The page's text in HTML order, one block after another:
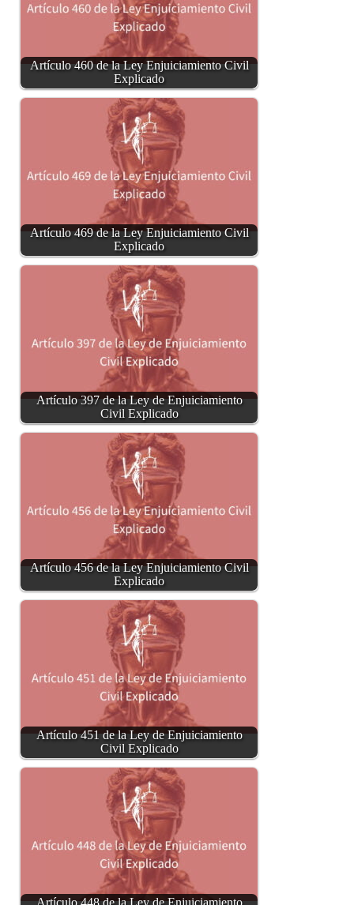
Artículo 460 de la Ley Enjuiciamiento Civil
Explicado
Artículo 469 de la Ley Enjuiciamiento Civil
Explicado
Artículo 397 de la Ley de Enjuiciamiento
Civil Explicado
Artículo 456 de la Ley Enjuiciamiento Civil
Explicado
Artículo 451 de la Ley de Enjuiciamiento
Civil Explicado